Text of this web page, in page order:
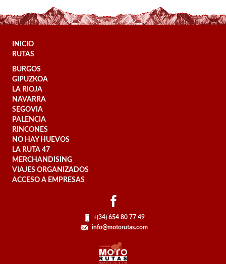
INICIO
RUTAS
BURGOS
GIPUZKOA
LA RIOJA
NAVARRA
SEGOVIA
PALENCIA
RINCONES
NO HAY HUEVOS
LA RUTA 47
MERCHANDISING
VIAJES ORGANIZADOS
ACCESO A EMPRESAS
+(34) 654 80 77 49
info@motorutas.com